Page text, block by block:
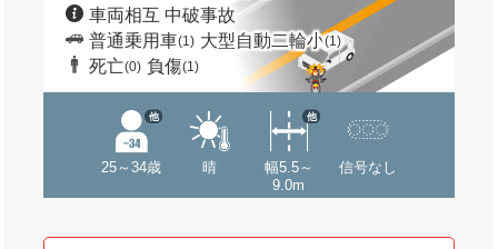
車両相互 中破事故
普通乗用車(1) 大型自動二輪小(1)
死亡(0) 負傷(1)
25～34歳
他
晴
幅5.5～
9.0m
他
信号なし